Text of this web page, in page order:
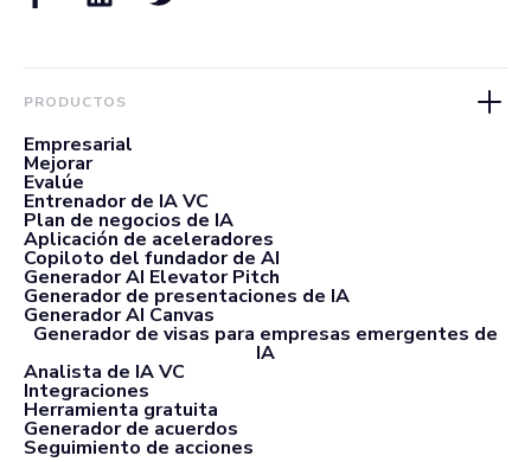
PRODUCTOS
Empresarial
Mejorar
Evalúe
Entrenador de IA VC
Plan de negocios de IA
Aplicación de aceleradores
Copiloto del fundador de AI
Generador AI Elevator Pitch
Generador de presentaciones de IA
Generador AI Canvas
Generador de visas para empresas emergentes de
IA
Analista de IA VC
Integraciones
Herramienta gratuita
Generador de acuerdos
Seguimiento de acciones